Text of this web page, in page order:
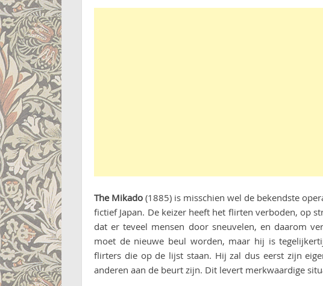
The Mikado (1885) is misschien wel de bekendste
fictief Japan. De keizer heeft het flirten verboden, op
dat er teveel mensen door sneuvelen, en daarom
moet de nieuwe beul worden, maar hij is
flirters die op de lijst staan. Hij zal dus eerst zijn
anderen aan de beurt zijn. Dit levert merkwaardige